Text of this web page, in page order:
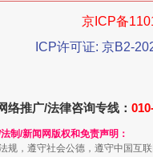
京ICP备
ICP许可证: 京B2-
络推广/法律咨询专线：
制/新闻网版权和免责声明：
规，遵守社会公德，遵守中国互